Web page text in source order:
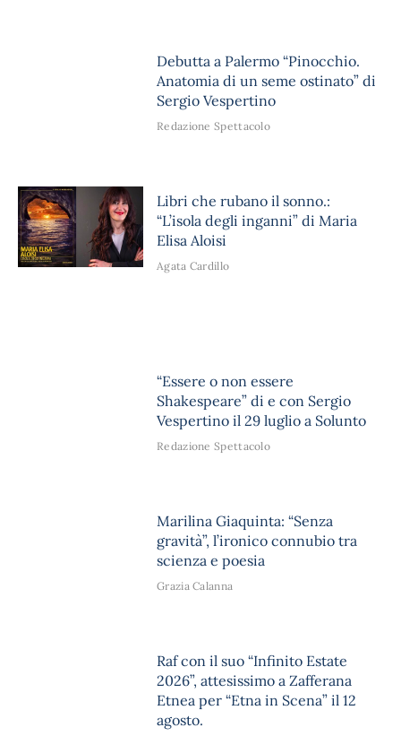
Debutta a Palermo “Pinocchio.
Anatomia di un seme ostinato” di
Sergio Vespertino
Redazione Spettacolo
Libri che rubano il sonno.:
“L’isola degli inganni” di Maria
Elisa Aloisi
Agata Cardillo
“Essere o non essere
Shakespeare” di e con Sergio
Vespertino il 29 luglio a Solunto
Redazione Spettacolo
Marilina Giaquinta: “Senza
gravità”, l’ironico connubio tra
scienza e poesia
Grazia Calanna
Raf con il suo “Infinito Estate
2026”, attesissimo a Zafferana
Etnea per “Etna in Scena” il 12
agosto.